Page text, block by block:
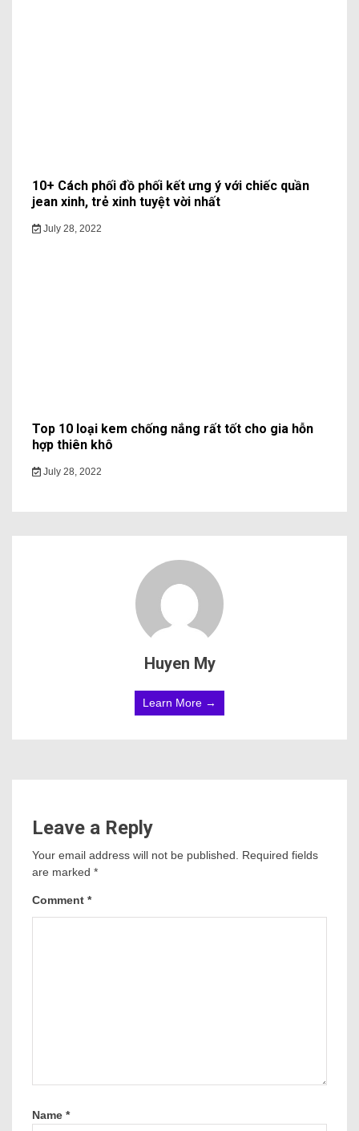
10+ Cách phối đồ phối kết ưng ý với chiếc quần
jean xinh, trẻ xinh tuyệt vời nhất
July 28, 2022
Top 10 loại kem chống nắng rất tốt cho gia hỗn
hợp thiên khô
July 28, 2022
Huyen My
Learn More →
Leave a Reply
Your email address will not be published. Required fields
are marked *
Comment *
Name *